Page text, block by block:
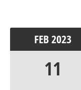
FEB2023
11